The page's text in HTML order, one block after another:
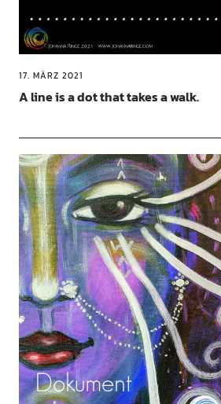
17. MÄRZ 2021
A line is a dot that takes a walk.